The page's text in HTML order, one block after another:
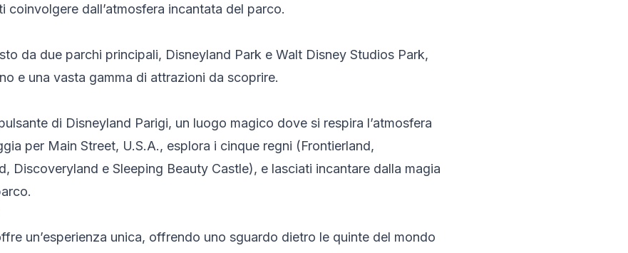
dall’atmosfera incantata del parco.
da due parchi principali, Disneyland Park e Walt Disney Studios Park,
e una vasta gamma di attrazioni da scoprire.
di Disneyland Parigi, un luogo magico dove si respira l’atmosfera
per Main Street, U.S.A., esplora i cinque regni (Frontierland,
Discoveryland e Sleeping Beauty Castle), e lasciati incantare dalla magia
un’esperienza unica, offrendo uno sguardo dietro le quinte del mondo